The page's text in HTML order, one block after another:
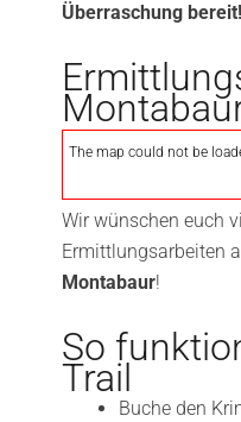
Überraschung bereit!
The map could not be
Wir wünschen euch
Ermittlungsarbeiten
Montabaur!
So
Trail
Buche den